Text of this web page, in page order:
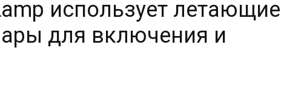
использует летающие
для включения и